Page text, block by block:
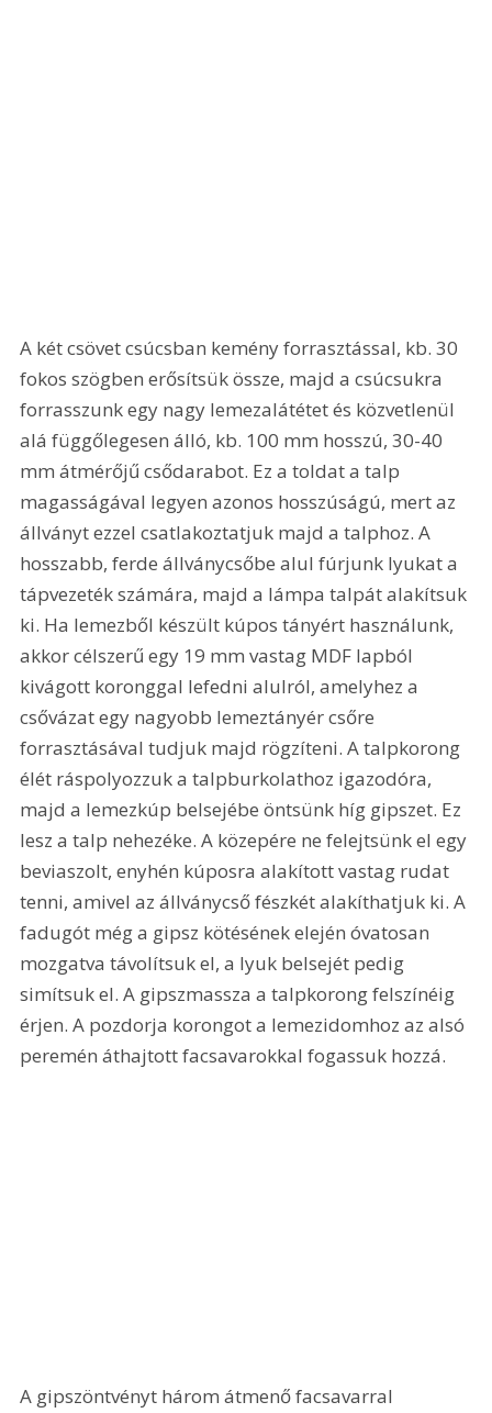
A két csövet csúcsban kemény forrasztással, kb. 30
fokos szögben erősítsük össze, majd a csúcsukra
forrasszunk egy nagy lemezalátétet és közvetlenül
alá függőlegesen álló, kb. 100 mm hosszú, 30-40
mm átmérőjű csődarabot. Ez a toldat a talp
magasságával legyen azonos hosszúságú, mert az
állványt ezzel csatlakoztatjuk majd a talphoz. A
hosszabb, ferde állványcsőbe alul fúrjunk lyukat a
tápvezeték számára, majd a lámpa talpát alakítsuk
ki. Ha lemezből készült kúpos tányért használunk,
akkor célszerű egy 19 mm vastag MDF lapból
kivágott koronggal lefedni alulról, amelyhez a
csővázat egy nagyobb lemeztányér csőre
forrasztásával tudjuk majd rögzíteni. A talpkorong
élét ráspolyozzuk a talpburkolathoz igazodóra,
majd a lemezkúp belsejébe öntsünk híg gipszet. Ez
lesz a talp nehezéke. A közepére ne felejtsünk el egy
beviaszolt, enyhén kúposra alakított vastag rudat
tenni, amivel az állványcső fészkét alakíthatjuk ki. A
fadugót még a gipsz kötésének elején óvatosan
mozgatva távolítsuk el, a lyuk belsejét pedig
simítsuk el. A gipszmassza a talpkorong felszínéig
érjen. A pozdorja korongot a lemezidomhoz az alsó
peremén áthajtott facsavarokkal fogassuk hozzá.
A gipszöntvényt három átmenő facsavarral